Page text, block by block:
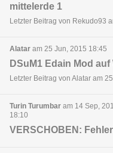
mittelerde 1
Letzter Beitrag von Rekudo93
Alatar am 25 Jun, 2015 18:45
DSuM1 Edain Mod
Letzter Beitrag von Alatar am
Turin Turumbar am 14 Sep,
18:10
VERSCHOBEN: